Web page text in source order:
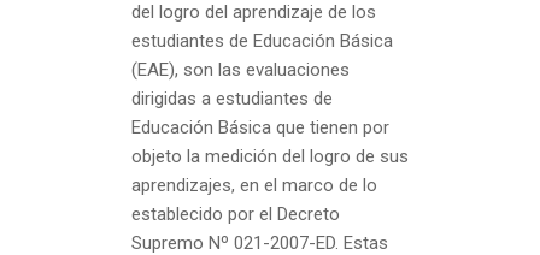
del logro del aprendizaje de los
estudiantes de Educación Básica
(EAE), son las evaluaciones
dirigidas a estudiantes de
Educación Básica que tienen por
objeto la medición del logro de sus
aprendizajes, en el marco de lo
establecido por el Decreto
Supremo Nº 021-2007-ED. Estas